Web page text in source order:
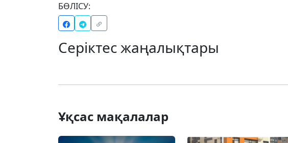
БӨЛІСУ:
Серіктес жаңалықтары
Ұқсас мақалалар